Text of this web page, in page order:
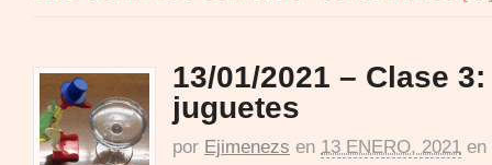
13/01/2021 – Clase
juguetes
por Ejimenezs en 13 ENERO, 2021 en